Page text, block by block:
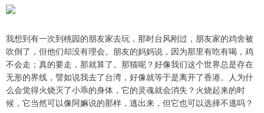
我想到有一次到桃园的朋友家去玩，那时台风刚过，朋友家的鸡舍被
吹倒了，但他们却没有理会。朋友的妈妈说，因为那里有吃有喝，鸡
不会走；真的要走，那就算了。那猫呢？好像我们这个世界总是存在
无形的界线，譬如说我去了台湾，好像就等于是离开了香港。人为什
么会觉得火烧灭了小乖的身体，它的灵魂就会消失？火烧起来的时
候，它当然可以像阿嫲说的那样，逃出来，但它也可以选择不逃吗？